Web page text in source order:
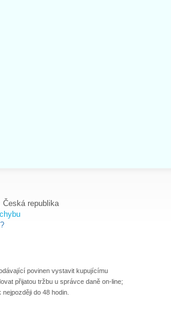
Česká republika
povinen vystavit kupujícímu
přijatou tržbu u správce daně on-line;
do 48 hodin.